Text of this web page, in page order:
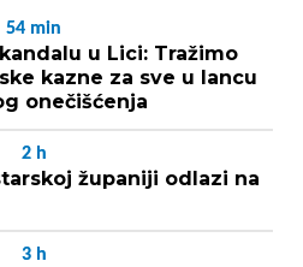
54 min
u Lici: Tražimo
kazne za sve u lancu
onečišćenja
2 h
županiji odlazi na
3 h